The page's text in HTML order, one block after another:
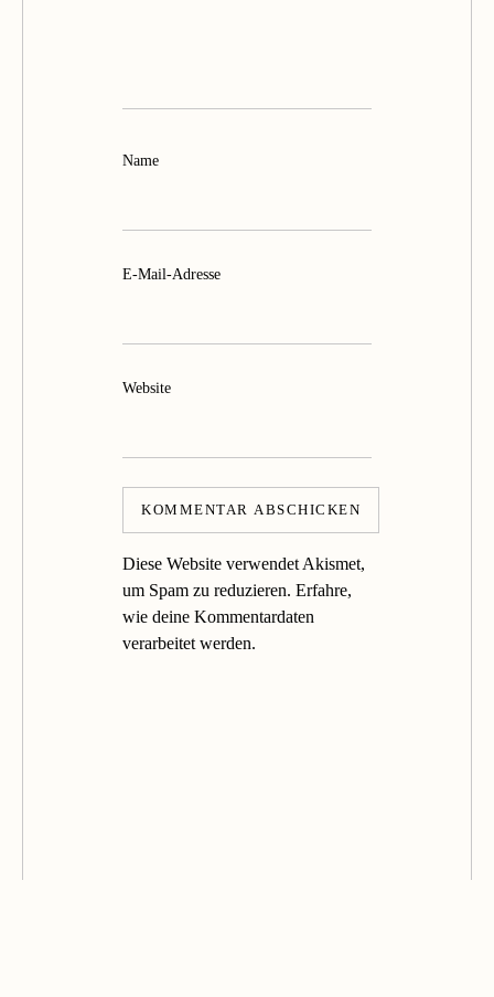
Name
E-Mail-Adresse
Website
Diese Website verwendet Akismet,
um Spam zu reduzieren. Erfahre,
wie deine Kommentardaten
verarbeitet werden.